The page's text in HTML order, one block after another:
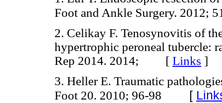
Foot and Ankle Surgery. 2012;
2. Celikay F. Tenosynovitis of
hypertrophic peroneal tubercle:
Rep 2014. 2014; [ Links ]
3. Heller E. Traumatic
Foot 20. 2010; 96-98 [